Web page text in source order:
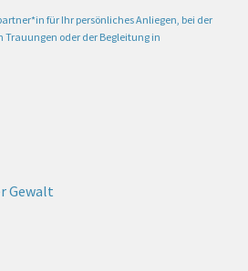
für Ihr persönliches Anliegen, bei der
oder der Begleitung in
Gewalt